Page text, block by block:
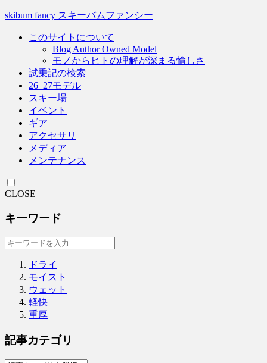
skibum fancy スキーバムファンシー
このサイトについて
Blog Author Owned Model
モノからヒトの理解が深まる愉しさ
試乗記の検索
26ｰ27モデル
スキー場
イベント
ギア
アクセサリ
メディア
メンテナンス
CLOSE
キーワード
ドライ
モイスト
ウェット
軽快
重厚
記事カテゴリ